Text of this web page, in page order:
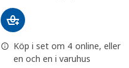
Köp i set om 4 online, eller
en och en i varuhus